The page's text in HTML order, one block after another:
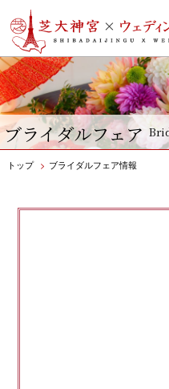
ブライダルフェア
トップ > ブライダルフェア情報